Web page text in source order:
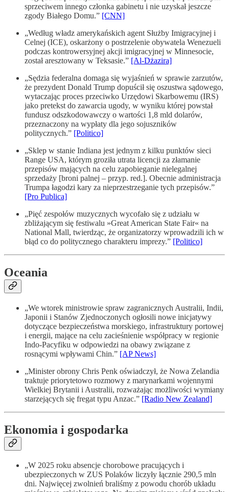
sprzeciwem innego członka gabinetu i nie uzyskał jeszcze
zgody Białego Domu.” [CNN]
„Według władz amerykańskich agent Służby Imigracyjnej i
Celnej (ICE), oskarżony o postrzelenie obywatela Wenezueli
podczas kontrowersyjnej akcji imigracyjnej w Minnesocie,
został aresztowany w Teksasie.” [Al-Dżazira]
„Sędzia federalna domaga się wyjaśnień w sprawie zarzutów,
że prezydent Donald Trump dopuścił się oszustwa sądowego,
wytaczając proces przeciwko Urzędowi Skarbowemu (IRS)
jako pretekst do zawarcia ugody, w wyniku której powstał
fundusz odszkodowawczy o wartości 1,8 mld dolarów,
przeznaczony na wypłaty dla jego sojuszników
politycznych.” [Politico]
„Sklep w stanie Indiana jest jednym z kilku punktów sieci
Range USA, którym groziła utrata licencji za złamanie
przepisów mających na celu zapobieganie nielegalnej
sprzedaży [broni palnej – przyp. red.]. Obecnie administracja
Trumpa łagodzi kary za nieprzestrzeganie tych przepisów.”
[Pro Publica]
„Pięć zespołów muzycznych wycofało się z udziału w
zbliżającym się festiwalu »Great American State Fair« na
National Mall, twierdząc, że organizatorzy wprowadzili ich w
błąd co do politycznego charakteru imprezy.” [Politico]
Oceania
„We wtorek ministrowie spraw zagranicznych Australii, Indii,
Japonii i Stanów Zjednoczonych ogłosili nowe inicjatywy
dotyczące bezpieczeństwa morskiego, infrastruktury portowej
i energii, mające na celu zacieśnienie współpracy w regionie
Indo-Pacyfiku w odpowiedzi na obawy związane z
rosnącymi wpływami Chin.” [AP News]
„Minister obrony Chris Penk oświadczył, że Nowa Zelandia
traktuje priorytetowo rozmowy z marynarkami wojennymi
Wielkiej Brytanii i Australii, rozważając możliwości wymiany
starzejących się fregat typu Anzac.” [Radio New Zealand]
Ekonomia i gospodarka
„W 2025 roku absencje chorobowe pracujących i
ubezpieczonych w ZUS Polaków liczyły łącznie 290,5 mln
dni. Najwięcej zwolnień braliśmy z powodu chorób układu